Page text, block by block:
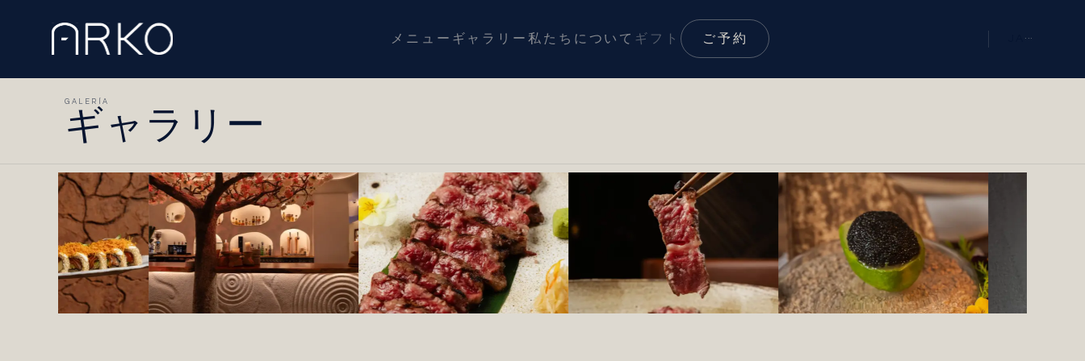
メニュー ギャラリー 私たちについて ギフト ご予約 ···
GALERÍA
ギャラリー